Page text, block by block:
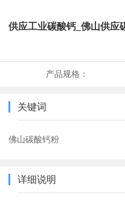
供应工业碳酸钙_佛山供应
产品规格：
关键词
佛山碳酸钙粉
详细说明